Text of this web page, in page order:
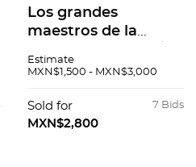
Los grandes
maestros de la
HISTORIA GENERAL
MEXICANO Pzs 16
Estimate
MXN$1,500 - MXN$3,000
7 Bids
Sold for
MXN$2,800